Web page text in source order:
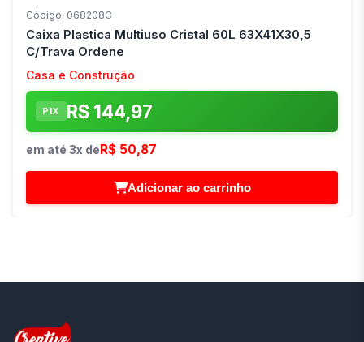
Código: 068208C
Caixa Plastica Multiuso Cristal 60L 63X41X30,5
C/Trava Ordene
Casa e Construção
PIX R$ 144,97
em até 3x deR$ 50,87
Adicionar ao carrinho